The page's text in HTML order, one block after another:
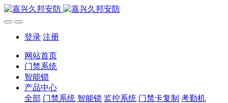
登录 注册
网站首页
门禁系统
智能锁
产品中心
全部 门禁系统 智能锁 监控系统 门禁卡复制 考勤机